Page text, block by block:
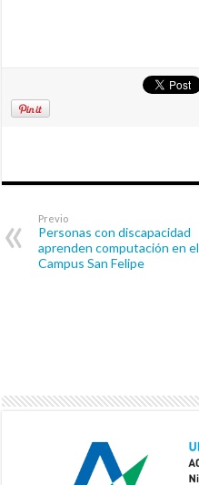
Previo
Personas con discapacidad
aprenden computación en el
Campus San Felipe